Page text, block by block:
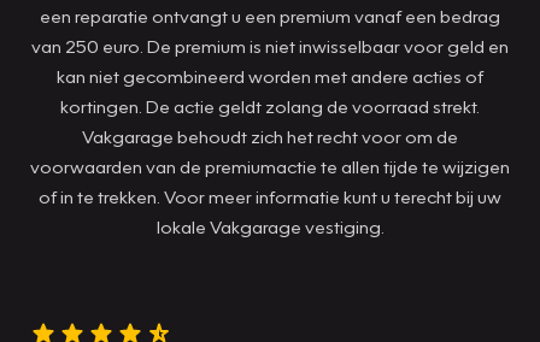
een reparatie ontvangt u een premium vanaf een bedrag
van 250 euro. De premium is niet inwisselbaar voor geld en
kan niet gecombineerd worden met andere acties of
kortingen. De actie geldt zolang de voorraad strekt.
Vakgarage behoudt zich het recht voor om de
voorwaarden van de premiumactie te allen tijde te wijzigen
of in te trekken. Voor meer informatie kunt u terecht bij uw
lokale Vakgarage vestiging.